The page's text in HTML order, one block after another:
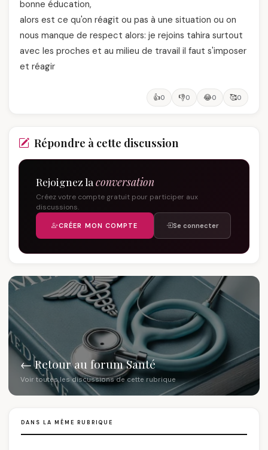
bonne éducation,
alors est ce qu'on réagit ou pas à une situation ou on
nous manque de respect alors: je rejoins tahira surtout
avec les proches et au milieu de travail il faut s'imposer
et réagir
👍0 👎0 😂0 🥰0
Répondre à cette discussion
Rejoignez la conversation
Créez votre compte gratuit pour participer aux
discussions.
CRÉER MON COMPTE Se connecter
← Retour au forum Santé
Voir toutes les discussions de cette rubrique
DANS LA MÊME RUBRIQUE